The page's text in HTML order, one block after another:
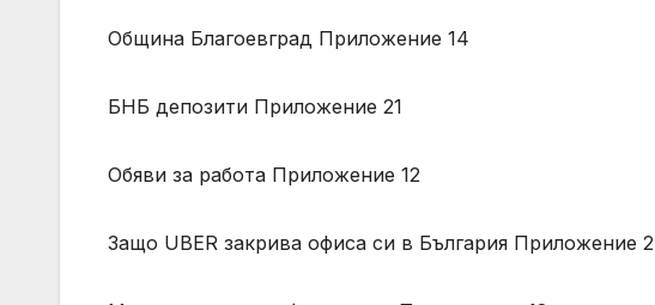
Община Благоевград Приложение 14
БНБ депозити Приложение 21
Обяви за работа Приложение 12
Защо UBER закрива офиса си в България Приложение 2